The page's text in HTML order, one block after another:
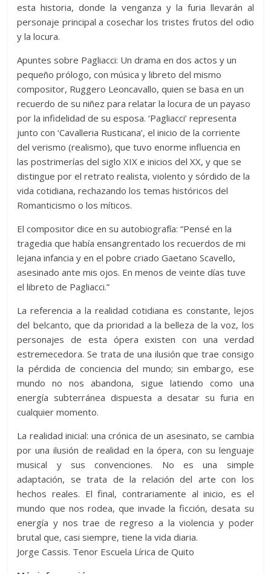
esta historia, donde la venganza y la furia llevarán al
personaje principal a cosechar los tristes frutos del odio
y la locura.
Apuntes sobre Pagliacci: Un drama en dos actos y un
pequeño prólogo, con música y libreto del mismo
compositor, Ruggero Leoncavallo, quien se basa en un
recuerdo de su niñez para relatar la locura de un payaso
por la infidelidad de su esposa. ‘Pagliacci’ representa
junto con ‘Cavalleria Rusticana’, el inicio de la corriente
del verismo (realismo), que tuvo enorme influencia en
las postrimerías del siglo XIX e inicios del XX, y que se
distingue por el retrato realista, violento y sórdido de la
vida cotidiana, rechazando los temas históricos del
Romanticismo o los míticos.
El compositor dice en su autobiografía: “Pensé en la
tragedia que había ensangrentado los recuerdos de mi
lejana infancia y en el pobre criado Gaetano Scavello,
asesinado ante mis ojos. En menos de veinte días tuve
el libreto de Pagliacci.”
La referencia a la realidad cotidiana es constante, lejos
del belcanto, que da prioridad a la belleza de la voz, los
personajes de esta ópera existen con una verdad
estremecedora. Se trata de una ilusión que trae consigo
la pérdida de conciencia del mundo; sin embargo, ese
mundo no nos abandona, sigue latiendo como una
energía subterránea dispuesta a desatar su furia en
cualquier momento.
La realidad inicial: una crónica de un asesinato, se cambia
por una ilusión de realidad en la ópera, con su lenguaje
musical y sus convenciones. No es una simple
adaptación, se trata de la relación del arte con los
hechos reales. El final, contrariamente al inicio, es el
mundo que nos rodea, que invade la ficción, desata su
energía y nos trae de regreso a la violencia y poder
brutal que, casi siempre, tiene la vida diaria.
Jorge Cassis. Tenor Escuela Lírica de Quito